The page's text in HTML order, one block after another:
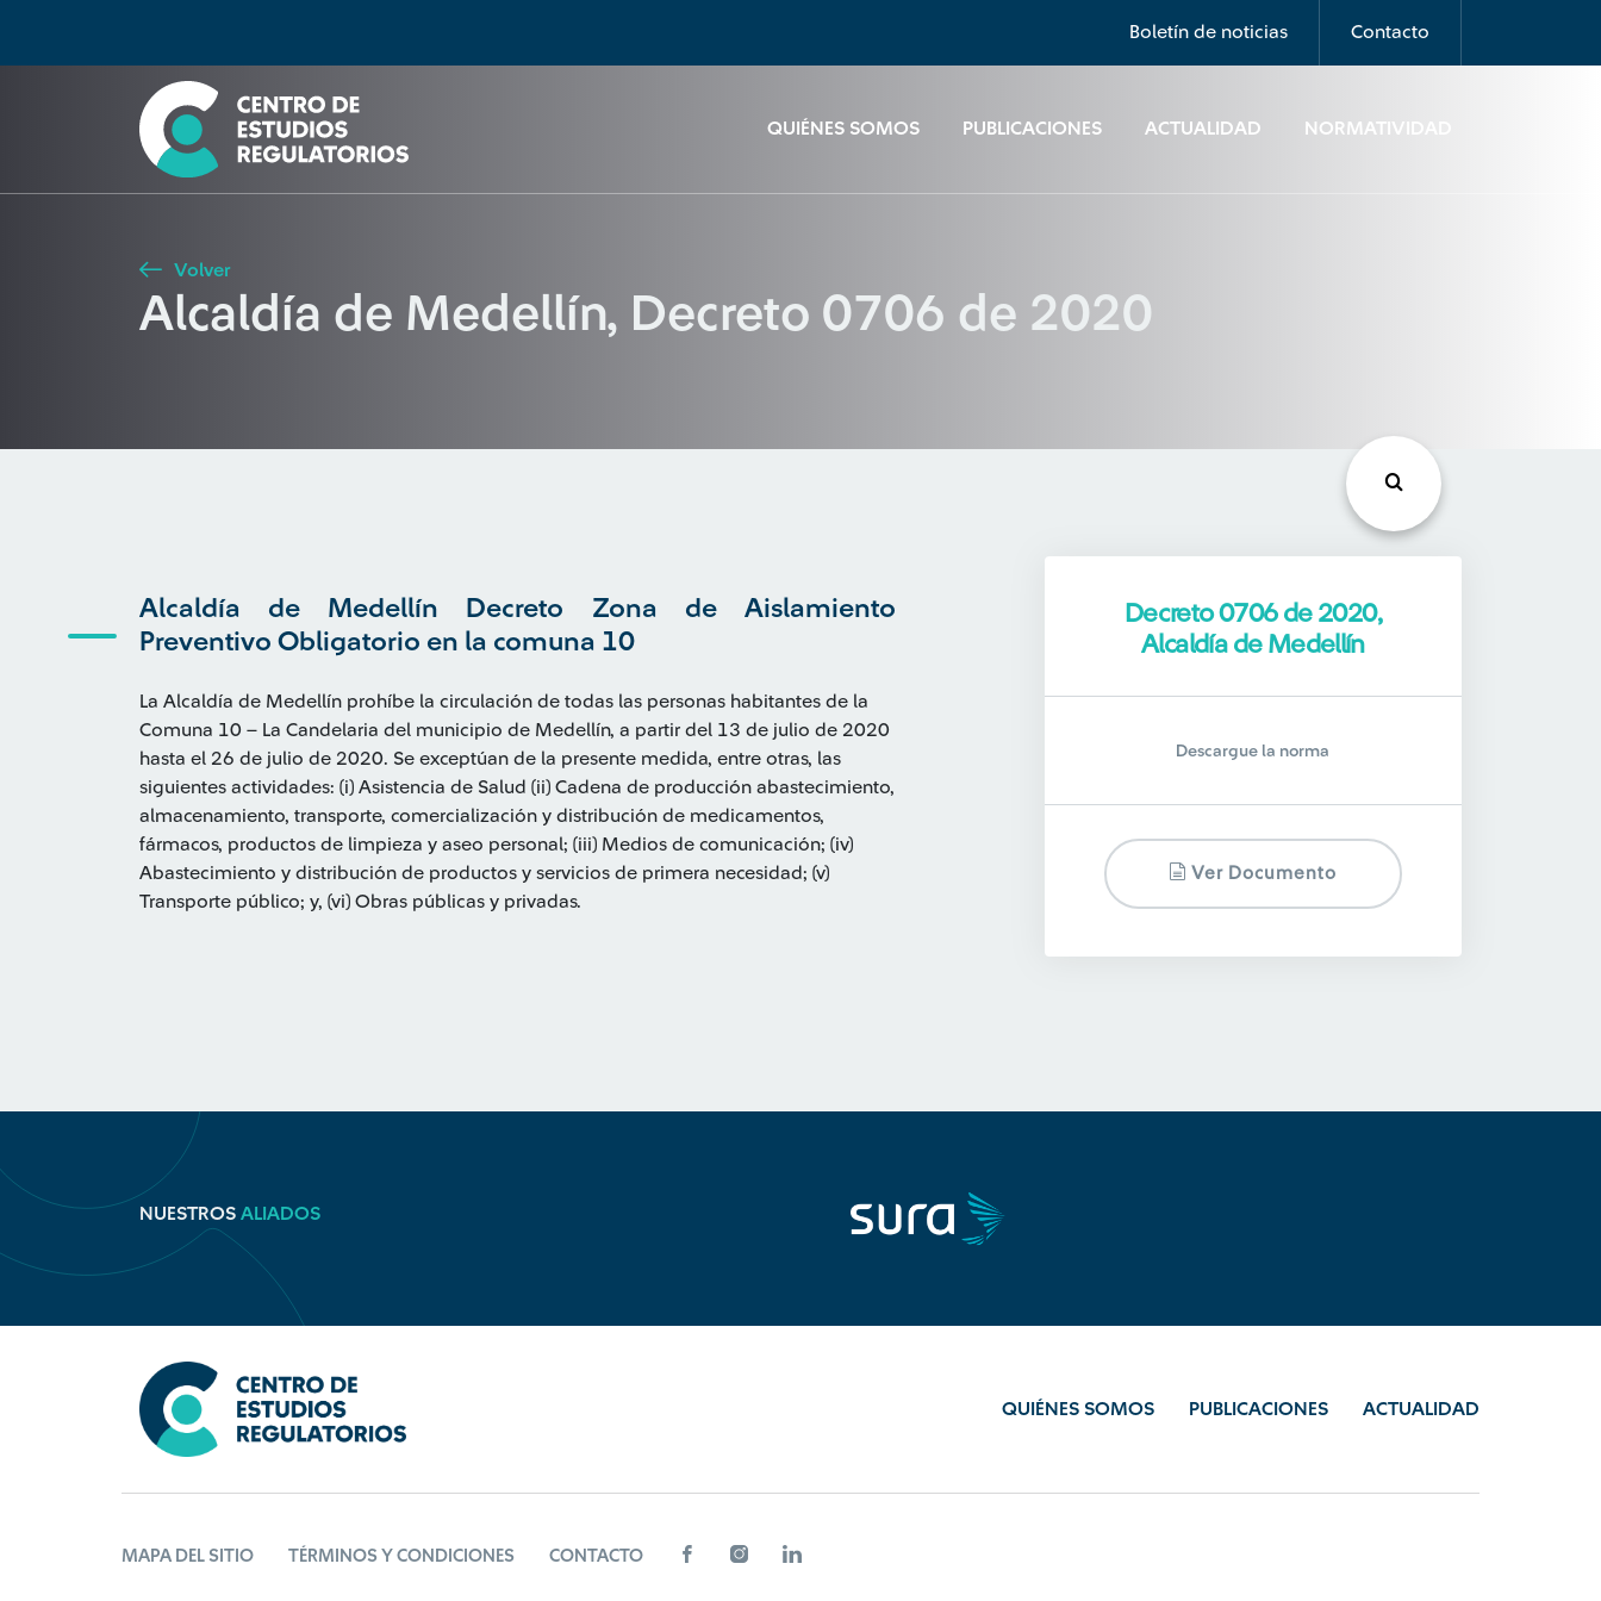
Boletín de noticias Contacto
QUIÉNES SOMOS PUBLICACIONES ACTUALIDAD NORMATIVIDAD
Seleccione país
Buscar
Volver
Alcaldía de Medellín, Decreto 0706 de 2020
Alcaldía de Medellín Decreto Zona de Aislamiento
Preventivo Obligatorio en la comuna 10
La Alcaldía de Medellín prohíbe la circulación de todas las personas habitantes de la
Comuna 10 – La Candelaria del municipio de Medellín, a partir del 13 de julio de 2020
hasta el 26 de julio de 2020. Se exceptúan de la presente medida, entre otras, las
siguientes actividades: (i) Asistencia de Salud (ii) Cadena de producción abastecimiento,
almacenamiento, transporte, comercialización y distribución de medicamentos,
fármacos, productos de limpieza y aseo personal; (iii) Medios de comunicación; (iv)
Abastecimiento y distribución de productos y servicios de primera necesidad; (v)
Transporte público; y, (vi) Obras públicas y privadas.
Decreto 0706 de 2020,
Alcaldía de Medellín
Descargue la norma
Ver Documento
NUESTROS ALIADOS
QUIÉNES SOMOS PUBLICACIONES ACTUALIDAD
MAPA DEL SITIO TÉRMINOS Y CONDICIONES CONTACTO